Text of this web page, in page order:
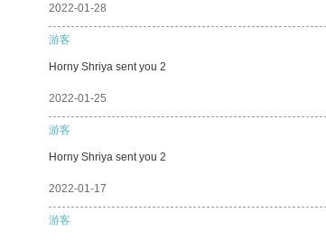
2022-01-28
游客
Horny Shriya sent you 2
2022-01-25
游客
Horny Shriya sent you 2
2022-01-17
游客